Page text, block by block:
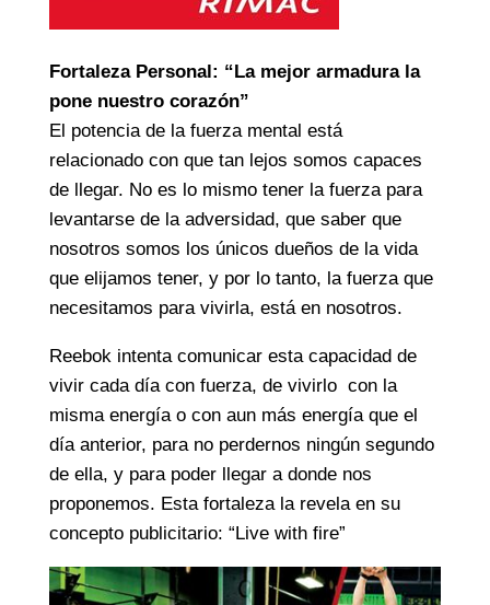
Fortaleza Personal: “La mejor armadura la
pone nuestro corazón”
El potencia de la fuerza mental está
relacionado con que tan lejos somos capaces
de llegar. No es lo mismo tener la fuerza para
levantarse de la adversidad, que saber que
nosotros somos los únicos dueños de la vida
que elijamos tener, y por lo tanto, la fuerza que
necesitamos para vivirla, está en nosotros.
Reebok intenta comunicar esta capacidad de
vivir cada día con fuerza, de vivirlo con la
misma energía o con aun más energía que el
día anterior, para no perdernos ningún segundo
de ella, y para poder llegar a donde nos
proponemos. Esta fortaleza la revela en su
concepto publicitario: “Live with fire”